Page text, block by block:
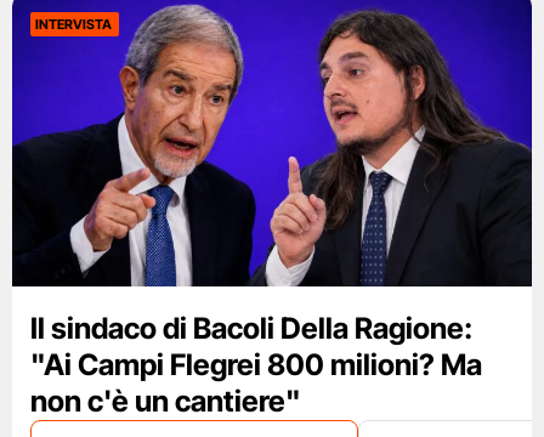
INTERVISTA
Il sindaco di Bacoli Della Ragione:
"Ai Campi Flegrei 800 milioni? Ma
non c'è un cantiere"